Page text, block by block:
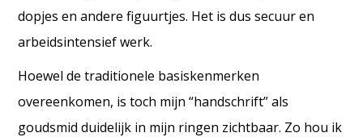
dopjes en andere figuurtjes. Het is dus secuur en
arbeidsintensief werk.
Hoewel de traditionele basiskenmerken
overeenkomen, is toch mijn “handschrift” als
goudsmid duidelijk in mijn ringen zichtbaar. Zo hou ik